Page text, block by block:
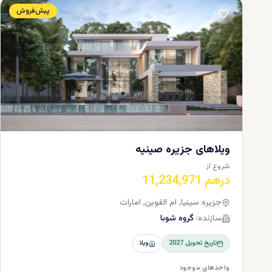
نمایید.
روند
برای
فرآیند
اولین
خود از
پیش‌فروش
ویلاهای جزیره صینیه
شروع از
درهم 11,234,971
جزیره سینیا, ام القوین, امارات
سازنده: گروه شوبا
تاریخ تحویل2027 ویلا
واحدهای موجود